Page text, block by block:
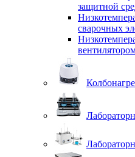
защитной
cварочных